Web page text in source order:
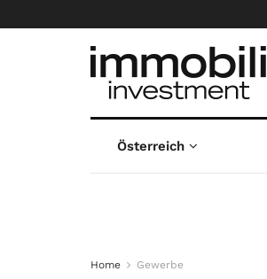
Österreich
Home Gewerbe